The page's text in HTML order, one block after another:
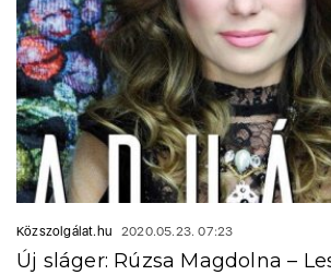
Közszolgálat.hu 2020.05.23. 07:23
Új sláger: Rúzsa Magdolna –